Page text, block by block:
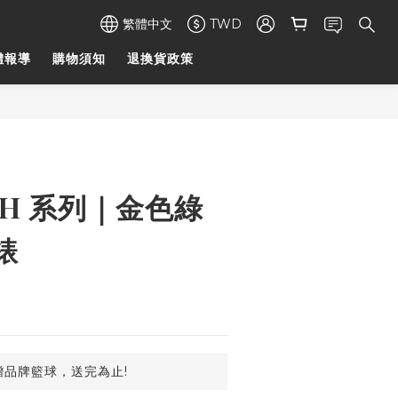
繁體中文 TWD
報導 購物須知 退換貨政策
系列｜金色綠
牌籃球，送完為止!